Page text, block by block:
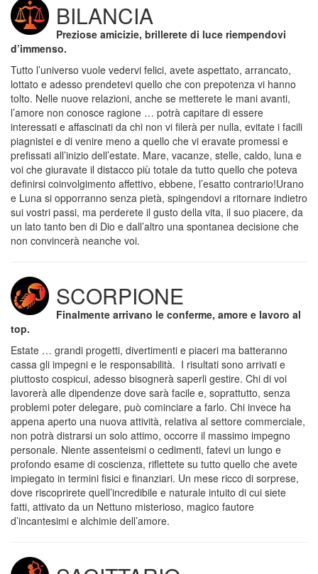
BILANCIA
Preziose amicizie, brillerete di luce riempendovi
d’immenso.
Tutto l’universo vuole vedervi felici, avete aspettato, arrancato,
lottato e adesso prendetevi quello che con prepotenza vi hanno
tolto. Nelle nuove relazioni, anche se metterete le mani avanti,
l’amore non conosce ragione … potrà capitare di essere
interessati e affascinati da chi non vi filerà per nulla, evitate i facili
piagnistei e di venire meno a quello che vi eravate promessi e
prefissati all’inizio dell’estate. Mare, vacanze, stelle, caldo, luna e
voi che giuravate il distacco più totale da tutto quello che poteva
definirsi coinvolgimento affettivo, ebbene, l’esatto contrario!Urano
e Luna si opporranno senza pietà, spingendovi a ritornare indietro
sui vostri passi, ma perderete il gusto della vita, il suo piacere, da
un lato tanto ben di Dio e dall’altro una spontanea decisione che
non convincerà neanche voi.
SCORPIONE
Finalmente arrivano le conferme, amore e lavoro al
top.
Estate … grandi progetti, divertimenti e piaceri ma batteranno
cassa gli impegni e le responsabilità. I risultati sono arrivati e
piuttosto cospicui, adesso bisognerà saperli gestire. Chi di voi
lavorerà alle dipendenze dove sarà facile e, soprattutto, senza
problemi poter delegare, può cominciare a farlo. Chi invece ha
appena aperto una nuova attività, relativa al settore commerciale,
non potrà distrarsi un solo attimo, occorre il massimo impegno
personale. Niente assenteismi o cedimenti, fatevi un lungo e
profondo esame di coscienza, riflettete su tutto quello che avete
impiegato in termini fisici e finanziari. Un mese ricco di sorprese,
dove riscoprirete quell’incredibile e naturale intuito di cui siete
fatti, attivato da un Nettuno misterioso, magico fautore
d’incantesimi e alchimie dell’amore.